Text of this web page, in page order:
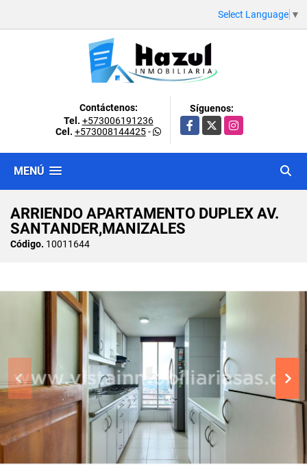
Select Language ▼
Contáctenos:
Tel. +573006191236
Cel. +573008144425-
Síguenos:
Facebook
X Instagram
MENÚ
ARRIENDO APARTAMENTO DUPLEX AV.
SANTANDER,MANIZALES
Código. 10011644